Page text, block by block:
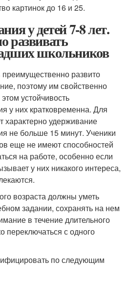
картинок до 16 и 25.
у детей 7-8 лет.
развивать
школьников
развито
поэтому им свойственно
устойчивость
у них кратковременна. Для
характерно удерживание
не больше 15 минут. Ученики
еще не имеют способностей
на работе, особенно если
у них никакого интереса,
возраста должны уметь
задании, сохранять на нем
в течение длительного
переключаться с одного
по следующим